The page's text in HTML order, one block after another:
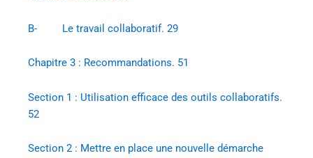
B- Le travail collaboratif. 29
Chapitre 3 : Recommandations. 51
Section 1 : Utilisation efficace des outils collaboratifs.
52
Section 2 : Mettre en place une nouvelle démarche